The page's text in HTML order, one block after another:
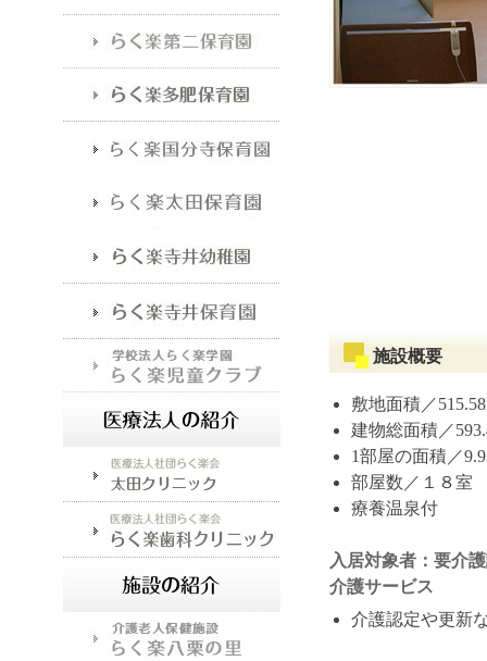
施設概要
敷地面積／
建物総面積／
1部屋の面積／
部屋数／１８室
療養温泉付
入居対象者：要介
介護サービス
介護認定や更新